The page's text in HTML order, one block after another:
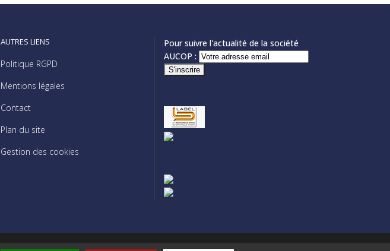
AUTRES LIENS
Politique RGPD
Mentions légales
Contact
Plan du site
Gestion des cookies
Pour suivre l'actualité de la société
AUCOP :